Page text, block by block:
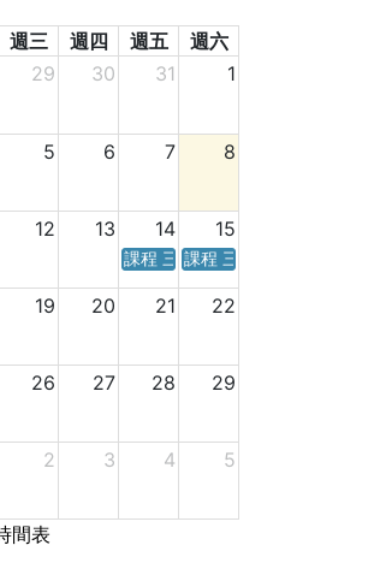
週三 週四 週五
週六
29 30 31 1
5 6 7 8
12 13 14 15
課程 三天／六天 時間表
課程 三天／六天 時間表
19 20 21 22
26 27 28 29
2 3 4 5
間表